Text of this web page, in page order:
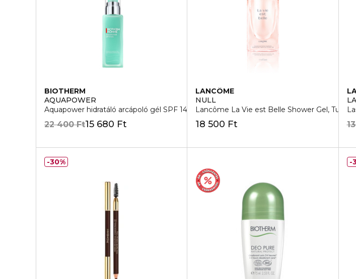
BIOTHERM
AQUAPOWER
Aquapower hidratáló arcápoló gél SPF 14
15 680 Ft
22 400 Ft
LANCÔME
NULL
Lancôme La Vie est Belle Shower Gel,
18 500 Ft
30%